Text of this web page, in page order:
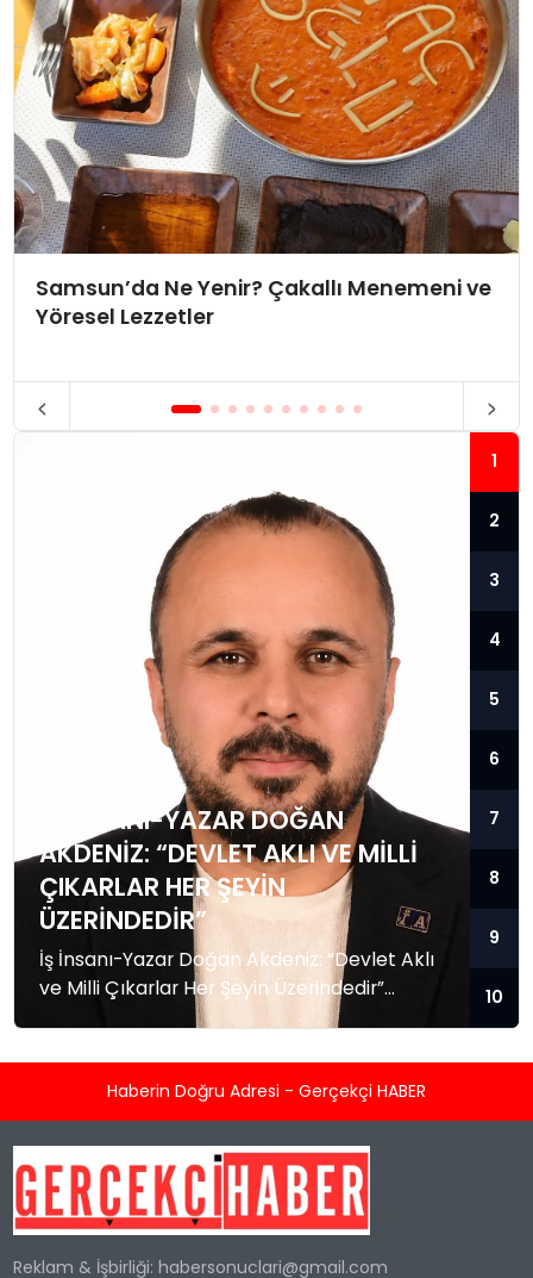
Samsun’da Ne Yenir? Çakallı Menemeni ve
Yöresel Lezzetler
İŞ İNSANI-YAZAR DOĞAN
AKDENIZ: “DEVLET AKLI VE MILLI
ÇIKARLAR HER ŞEYIN
ÜZERINDEDIR”
İş İnsanı-Yazar Doğan Akdeniz: “Devlet Aklı
ve Milli Çıkarlar Her Şeyin Üzerindedir”
Küresel güç dengelerinin hızla değiştiği,
İnsanı ve Yazar Doğan Akdeniz’den kritik
stratejileri ve Mavi Vatan konularındaki
derinlemesine analizleriyle tanınan Akdeniz,
Türkiye’nin geleceğine dair yaptığı
1
2
3
4
5
6
7
8
9
10
Haberin Doğru Adresi - Gerçekçi HABER
Reklam & İşbirliği:habersonuclari@gmail.com